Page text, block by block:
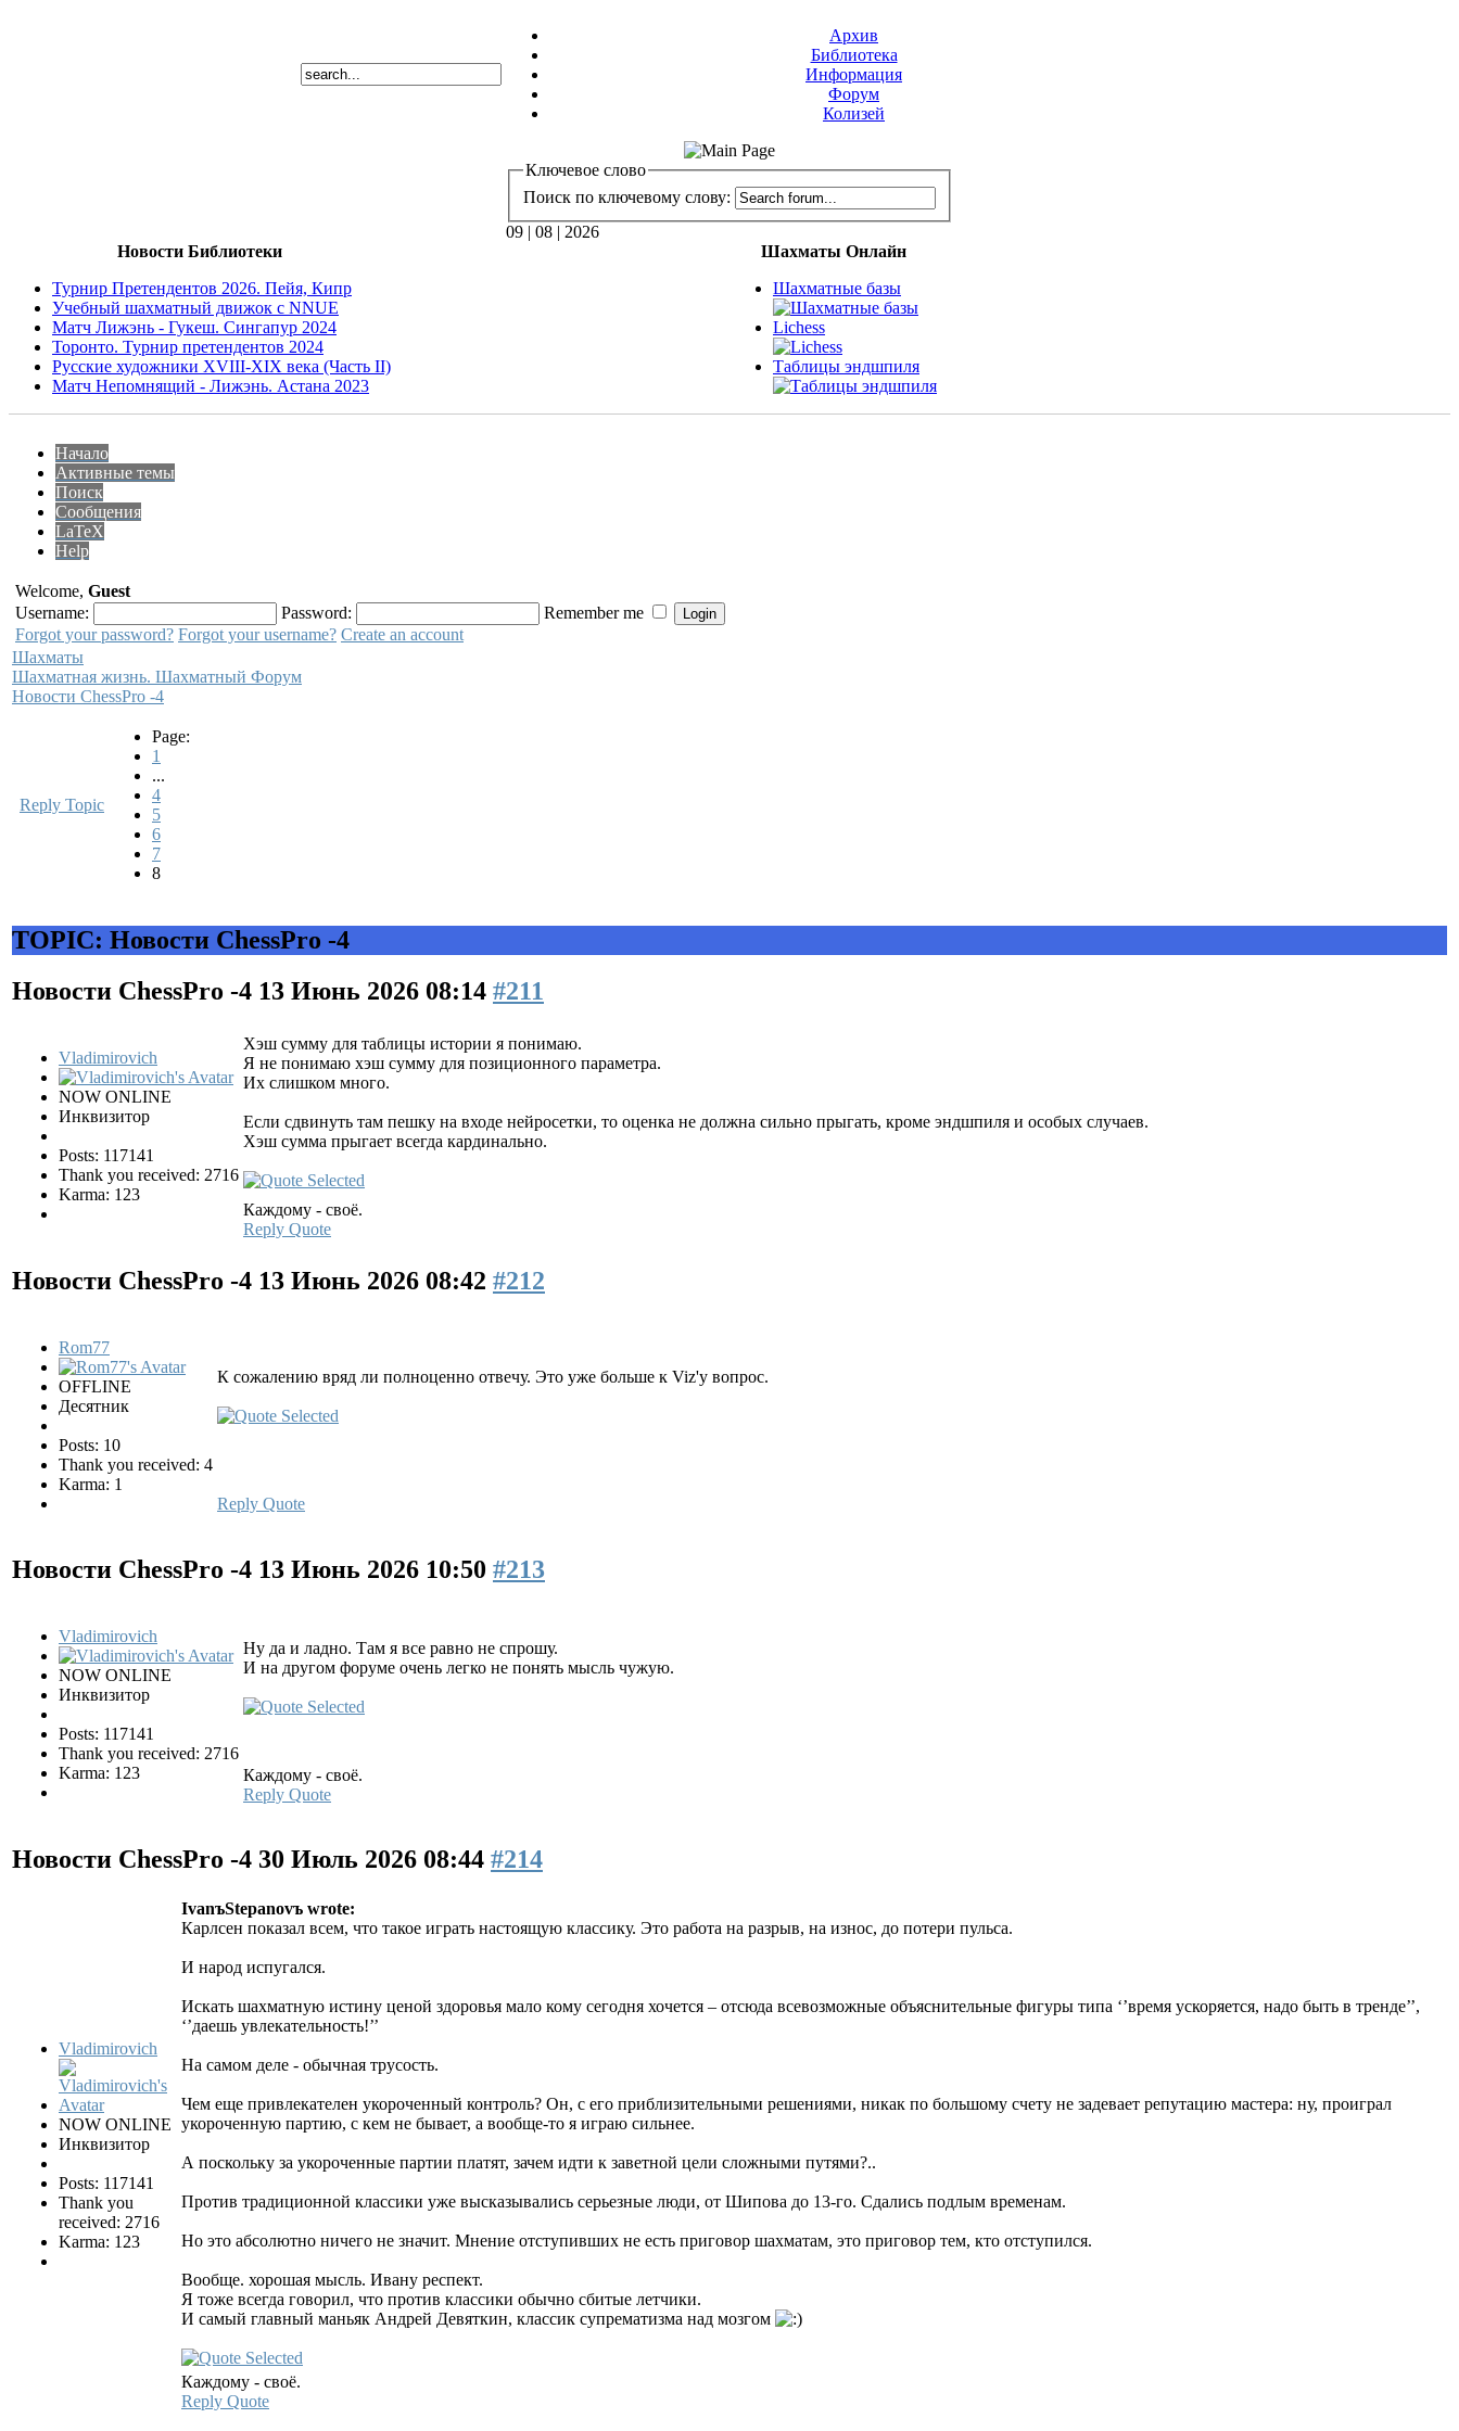
Архив
Библиотека
Информация
Форум
Колизей
Ключевое слово
Поиск по ключевому слову:
09 | 08 | 2026
Новости Библиотеки
Турнир Претендентов 2026. Пейя, Кипр
Учебный шахматный движок с NNUE
Матч Лижэнь - Гукеш. Сингапур 2024
Торонто. Турнир претендентов 2024
Русские художники XVIII-XIX века (Часть II)
Матч Непомнящий - Лижэнь. Астана 2023
Шахматы Онлайн
Шахматные базы
Lichess
Таблицы эндшпиля
Начало
Активные темы
Поиск
Сообщения
LaTeX
Help
Welcome, Guest
Username:
Password:
Remember me
Forgot your password? Forgot your username? Create an account
Шахматы
Шахматная жизнь. Шахматный Форум
Новости ChessPro -4
Reply Topic
Page:
1
...
4
5
6
7
8
TOPIC: Новости ChessPro -4
Новости ChessPro -4 13 Июнь 2026 08:14 #211
Vladimirovich
NOW ONLINE
Инквизитор
Posts: 117141
Thank you received: 2716
Karma: 123
Хэш сумму для таблицы истории я понимаю.
Я не понимаю хэш сумму для позиционного параметра.
Их слишком много.
Если сдвинуть там пешку на входе нейросетки, то оценка не должна сильно прыгать, кроме эндшпиля и особых случаев.
Хэш сумма прыгает всегда кардинально.
Каждому - своё.
Reply Quote
Новости ChessPro -4 13 Июнь 2026 08:42 #212
Rom77
OFFLINE
Десятник
Posts: 10
Thank you received: 4
Karma: 1
К сожалению вряд ли полноценно отвечу. Это уже больше к Viz'у вопрос.
Reply Quote
Новости ChessPro -4 13 Июнь 2026 10:50 #213
Vladimirovich
NOW ONLINE
Инквизитор
Posts: 117141
Thank you received: 2716
Karma: 123
Ну да и ладно. Там я все равно не спрошу.
И на другом форуме очень легко не понять мысль чужую.
Каждому - своё.
Reply Quote
Новости ChessPro -4 30 Июль 2026 08:44 #214
Vladimirovich
NOW ONLINE
Инквизитор
Posts: 117141
Thank you
received: 2716
Karma: 123
IvanъStepanovъ wrote:
Карлсен показал всем, что такое играть настоящую классику. Это работа на разрыв, на износ, до потери пульса.
И народ испугался.
Искать шахматную истину ценой здоровья мало кому сегодня хочется – отсюда всевозможные объяснительные фигуры типа ‘’время ускоряется, надо быть в тренде’’,
‘’даешь увлекательность!’’
На самом деле - обычная трусость.
Чем еще привлекателен укороченный контроль? Он, с его приблизительными решениями, никак по большому счету не задевает репутацию мастера: ну, проиграл
укороченную партию, с кем не бывает, а вообще-то я играю сильнее.
А поскольку за укороченные партии платят, зачем идти к заветной цели сложными путями?..
Против традиционной классики уже высказывались серьезные люди, от Шипова до 13-го. Сдались подлым временам.
Но это абсолютно ничего не значит. Мнение отступивших не есть приговор шахматам, это приговор тем, кто отступился.
Вообще. хорошая мысль. Ивану респект.
Я тоже всегда говорил, что против классики обычно сбитые летчики.
И самый главный маньяк Андрей Девяткин, классик супрематизма над мозгом
Каждому - своё.
Reply Quote